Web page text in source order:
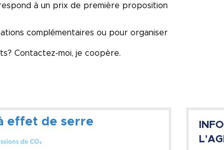
à un prix de première proposition
complémentaires ou pour organiser
Contactez-moi, je coopère.
effet de serre